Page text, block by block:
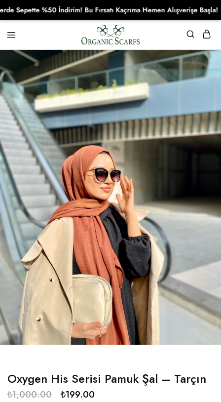
Organikscarf
Oxygen His Serisi Pamuk Şal – Tarçın
₺1,000.00 ₺199.00
%50 İndirim! Bu Fırsatı Kaçrıma Hemen Alışverişe Başla!